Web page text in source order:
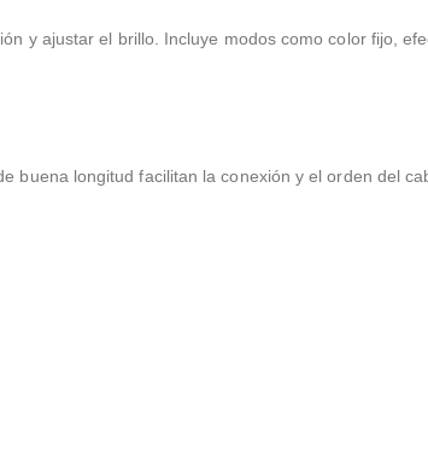
y ajustar el brillo. Incluye modos como color fijo,
buena longitud facilitan la conexión y el orden del